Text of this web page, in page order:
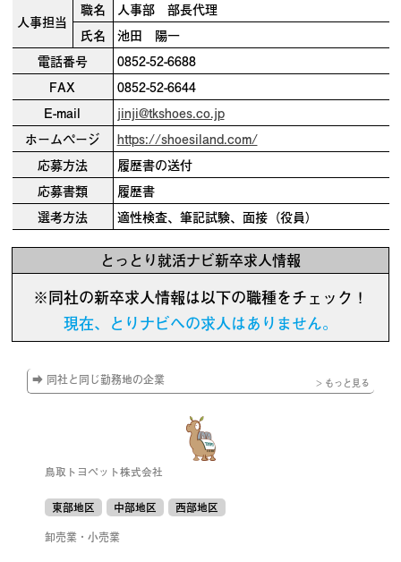
人事担当
職名
人事部 部長代理
氏名
池田 陽一
電話番号
0852-52-6688
FAX
0852-52-6644
E-mail
jinji@tkshoes.co.jp
ホームページ
https://shoesiland.com/
応募方法
履歴書の送付
応募書類
履歴書
選考方法
適性検査、筆記試験、面接（役員）
とっとり就活ナビ新卒求人情報
※同社の新卒求人情報は以下の職種をチェック！
現在、とりナビへの求人はありません。
➡ 同社と同じ勤務地の企業 > もっと見る
鳥取トヨペット株式会社
東部地区 中部地区
西部地区
卸売業・小売業